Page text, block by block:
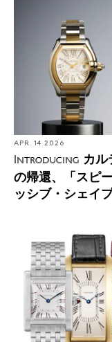
APR. 14 2026
Introducing カル
の帰還、「スピ
ッシブ・シェイ